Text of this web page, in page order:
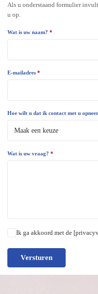
Als u onderstaand formulier
u op.
Wat is uw naam? *
E-mailadres *
Hoe wilt u dat ik contact met u
Wat is uw vraag? *
Ik ga akkoord met de
Versturen